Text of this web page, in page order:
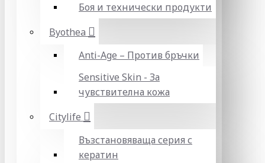
Боя и технически продукти
Byothea
Anti-Age – Против бръчки
Sensitive Skin - За
чувствителна кожа
Citylife
Възстановяваща серия с
кератин